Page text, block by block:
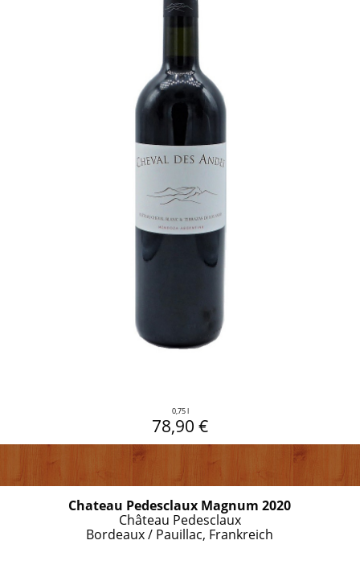
0,75 l
78,90 €
Chateau Pedesclaux Magnum 2020
Château Pedesclaux
Bordeaux / Pauillac, Frankreich